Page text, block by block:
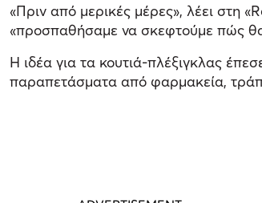
«Πριν από μερικές μέρες», λέει στη
«προσπαθήσαμε να σκεφτούμε πώς θα
Η ιδέα για τα κουτιά-πλέξιγκλας
παραπετάσματα από φαρμακεία,